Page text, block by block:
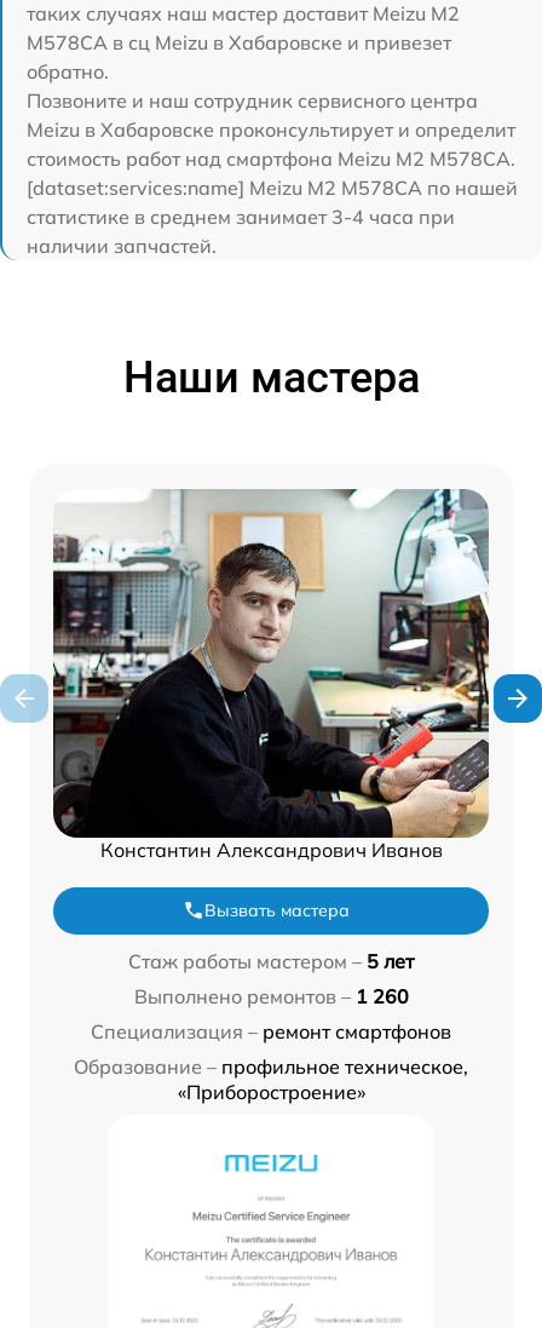
таких случаях наш мастер доставит Meizu M2
M578CA в сц Meizu в Хабаровске и привезет
обратно.
Позвоните и наш сотрудник сервисного центра
Meizu в Хабаровске проконсультирует и определит
стоимость работ над смартфона Meizu M2 M578CA.
[dataset:services:name] Meizu M2 M578CA по нашей
статистике в среднем занимает 3-4 часа при
наличии запчастей.
Наши мастера
Константин Александрович Иванов
Вызвать мастера
Стаж работы мастером – 5 лет
Выполнено ремонтов – 1 260
Специализация – ремонт смартфонов
Образование – профильное техническое,
«Приборостроение»